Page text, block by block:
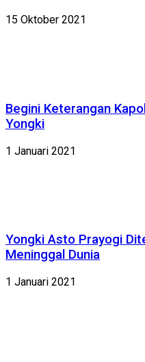
15 Oktober 2021
Begini Keterangan
Yongki
1 Januari 2021
Yongki Asto Prayogi
Meninggal Dunia
1 Januari 2021